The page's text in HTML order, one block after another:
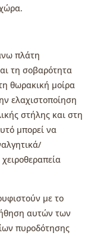
πλάτη
τη σοβαρότητα
θωρακική μοίρα
ελαχιστοποίηση
στήλης και στη
μπορεί να
με το
αυτών των
πυροδότησης